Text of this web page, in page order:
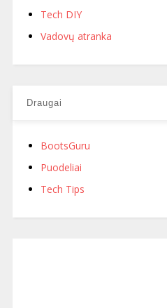
Tech DIY
Vadovų atranka
Draugai
BootsGuru
Puodeliai
Tech Tips